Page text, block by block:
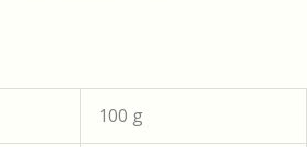
100 g